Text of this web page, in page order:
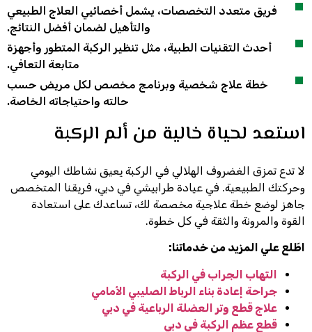
فريق متعدد التخصصات، يشمل أخصائيي العلاج الطبيعي
والتأهيل لضمان أفضل النتائج.
أحدث التقنيات الطبية، مثل تنظير الركبة المتطور وأجهزة
متابعة التعافي.
خطة علاج شخصية وبرنامج مخصص لكل مريض حسب
حالته واحتياجاته الخاصة.
استعد لحياة خالية من ألم الركبة
لا تدع تمزق الغضروف الهلالي في الركبة يعيق نشاطك اليومي
وحركتك الطبيعية. في عيادة طرابيشي في دبي، فريقنا المتخصص
جاهز لوضع خطة علاجية مخصصة لك، تساعدك على استعادة
القوة والمرونة والثقة في كل خطوة.
اطّلع علي المزيد من خدماتنا:
التهاب الجراب في الركبة
جراحة إعادة بناء الرباط الصليبي الأمامي
علاج قطع وتر العضلة الرباعية في دبي
قطع عظم الركبة في دبي